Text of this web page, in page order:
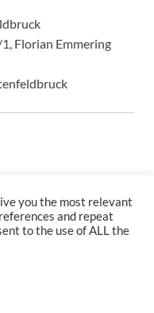
Florian Emmering
you the most relevant
and repeat
to the use of ALL the